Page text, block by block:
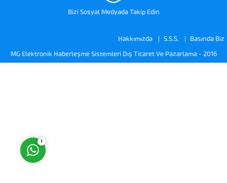
Bizi Sosyal Medyada Takip Edin
Hakkımızda S.S.S.
Basında Biz
MG Elektronik Haberleşme Sistemleri Dış Ticaret Ve Pazarlama- 2016
1